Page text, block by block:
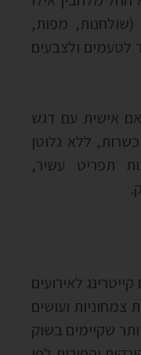
מפות,
לטעמים ולצבעים
אישית עם דגש
ללא גלוטן
תפריט עשיר,
לאירועים
ועושים
שקיימים בשוק